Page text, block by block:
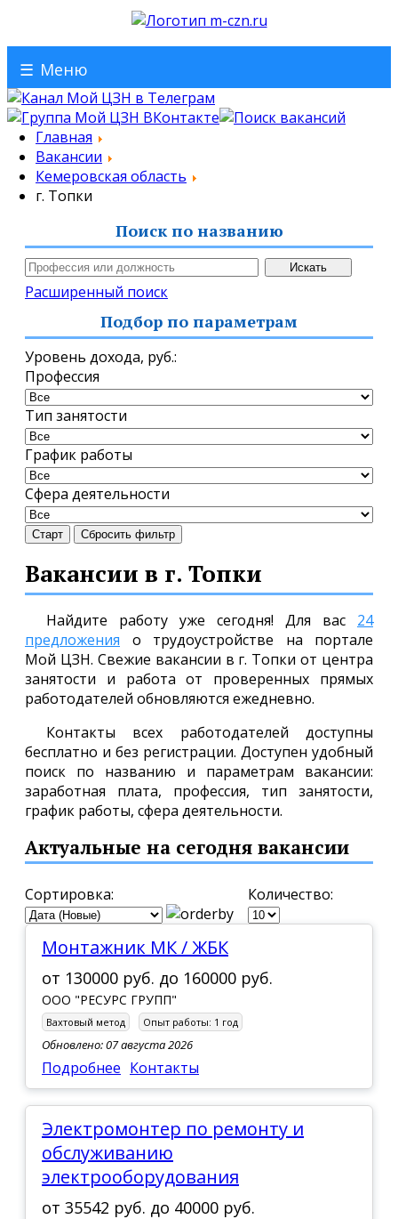
☰ Меню
Главная
Вакансии
Кемеровская область
г. Топки
Поиск по названию
Расширенный поиск
Подбор по параметрам
Уровень дохода, руб.:
Профессия
Тип занятости
График работы
Сфера деятельности
Старт Сбросить фильтр
Вакансии в г. Топки
Найдите работу уже сегодня! Для вас 24
предложения о трудоустройстве на портале
Мой ЦЗН. Свежие вакансии в г. Топки от центра
занятости и работа от проверенных прямых
работодателей обновляются ежедневно.
Контакты всех работодателей доступны
бесплатно и без регистрации. Доступен удобный
поиск по названию и параметрам вакансии:
заработная плата, профессия, тип занятости,
график работы, сфера деятельности.
Актуальные на сегодня вакансии
Сортировка: Количество:
Монтажник МК / ЖБК
от 130000 руб. до 160000 руб.
ООО "РЕСУРС ГРУПП"
Вахтовый метод Опыт работы: 1 год
Обновлено: 07 августа 2026
Подробнее Контакты
Электромонтер по ремонту и
обслуживанию
электрооборудования
от 35542 руб. до 40000 руб.